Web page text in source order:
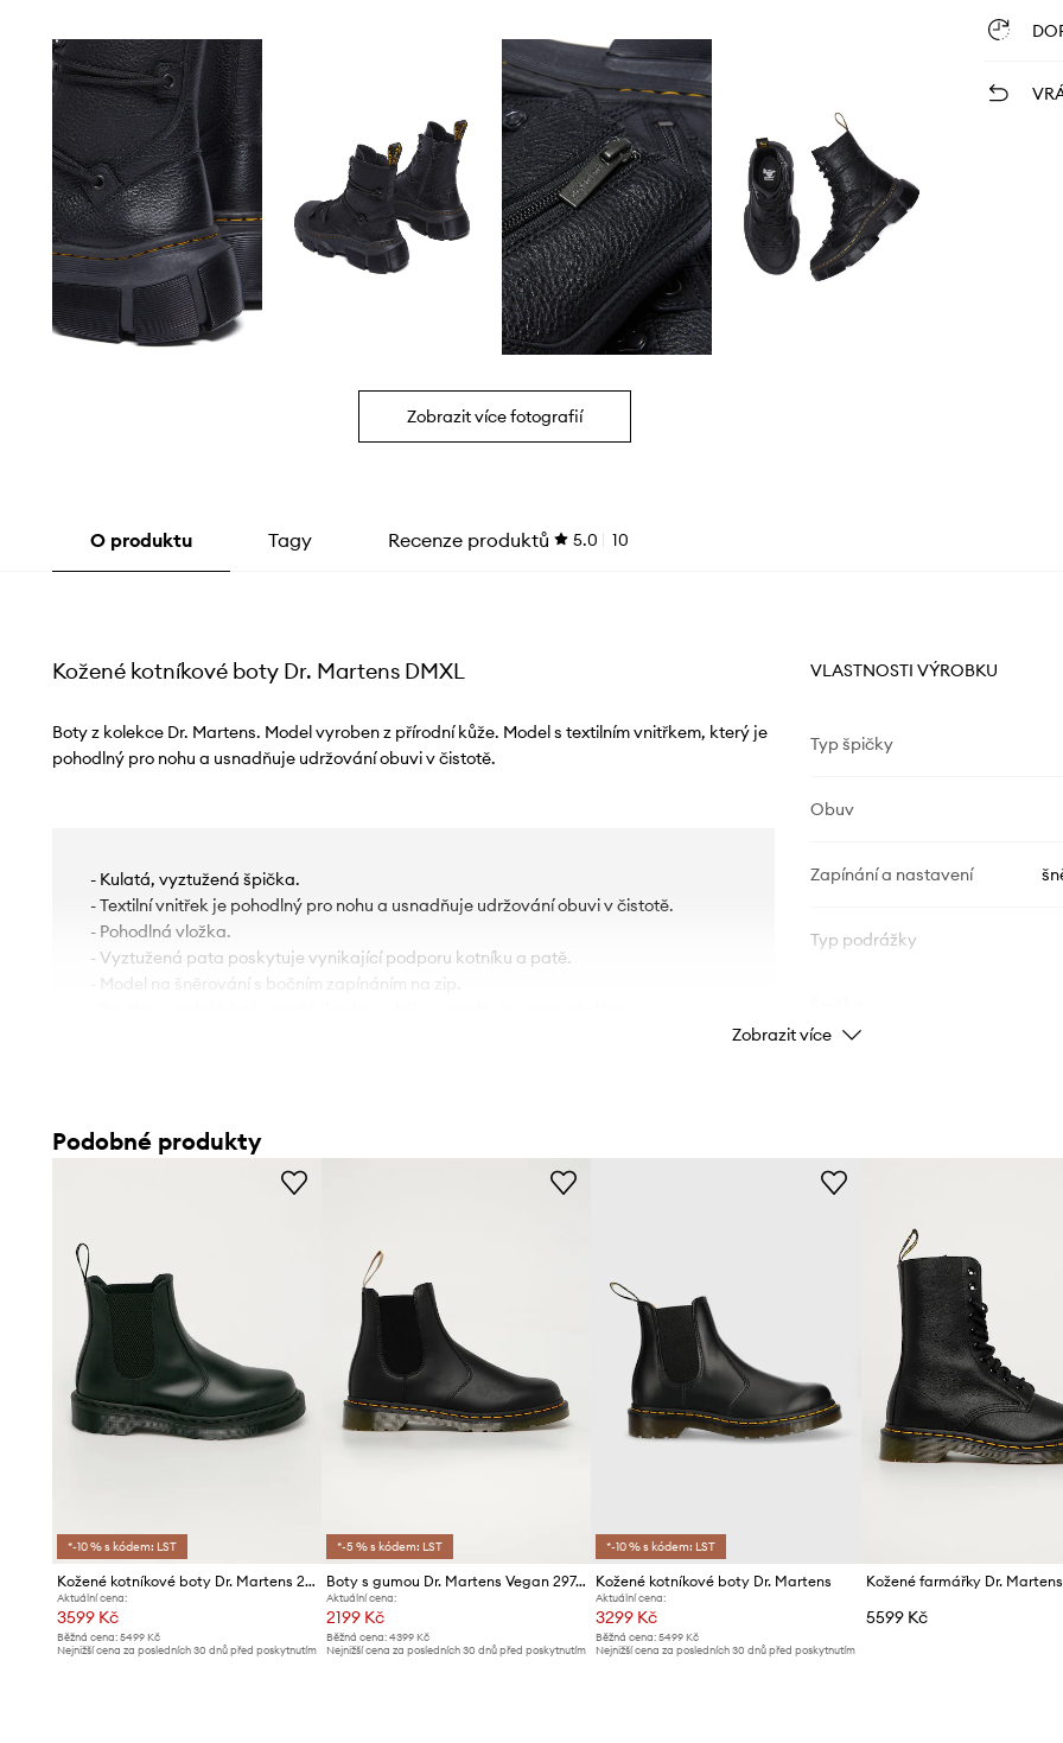
Zobrazit více fotografií
O produktu Tagy Recenze produktů 5.0 10
Kožené kotníkové boty Dr. Martens DMXL
Boty z kolekce Dr. Martens. Model vyroben z přírodní kůže. Model s textilním vnitřkem, který je
pohodlný pro nohu a usnadňuje udržování obuvi v čistotě.
- Kulatá, vyztužená špička.
- Textilní vnitřek je pohodlný pro nohu a usnadňuje udržování obuvi v čistotě.
- Pohodlná vložka.
- Vyztužená pata poskytuje vynikající podporu kotníku a patě.
- Model na šněrování s bočním zapínáním na zip.
materiálu mezi nimi, který spojuje prvky dohromady svařováním a prošíváním.
VLASTNOSTI VÝROBKU
Typ špičky
Obuv
Zapínání a nastavení
Typ podrážky
Kód výrobce
Barva výrobce
ID produktu
Zobrazit více
Podobné produkty
*-10 % s kódem: LST
Kožené kotníkové boty Dr. Martens 2976 Mono
Aktuální cena:
3599 Kč
Běžná cena: 5499 Kč
Nejnižší cena za posledních 30 dnů před poskytnutím
*-5 % s kódem: LST
Boty s gumou Dr. Martens Vegan 2976
Aktuální cena:
2199 Kč
Běžná cena:4399 Kč
Nejnižší cena za posledních 30 dnů před poskytnutím
*-10 % s kódem: LST
Kožené kotníkové boty Dr. Martens
Aktuální cena:
3299 Kč
Běžná cena: 5499 Kč
Nejnižší cena za posledních 30 dnů před poskytnutím
Kožené farmářky Dr. Martens
5599 Kč